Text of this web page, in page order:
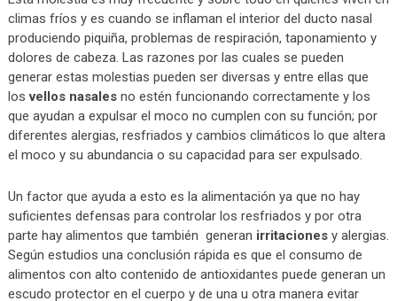
climas fríos y es cuando se inflaman el interior del ducto nasal
produciendo piquiña, problemas de respiración, taponamiento y
dolores de cabeza. Las razones por las cuales se pueden
generar estas molestias pueden ser diversas y entre ellas que
losvellos nasales no estén funcionando correctamente y los
que ayudan a expulsar el moco no cumplen con su función; por
diferentes alergias, resfriados y cambios climáticos lo que altera
el moco y su abundancia o su capacidad para ser expulsado.
Un factor que ayuda a esto es la alimentación ya que no hay
suficientes defensas para controlar los resfriados y por otra
parte hay alimentos que también generan irritaciones y alergias.
Según estudios una conclusión rápida es que el consumo de
alimentos con alto contenido de antioxidantes puede generan un
escudo protector en el cuerpo y de una u otra manera evitar